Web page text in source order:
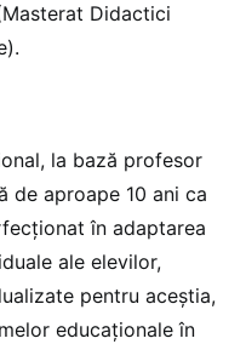
Didactici
la bază profesor
de aproape 10 ani ca
în adaptarea
ale elevilor,
pentru aceștia,
educaționale în